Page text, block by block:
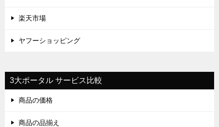
楽天市場
ヤフーショッピング
3大ポータル サービス比較
商品の価格
商品の品揃え